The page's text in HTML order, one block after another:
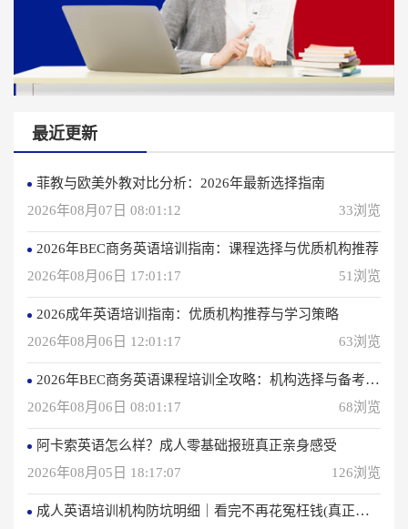
最近更新
菲教与欧美外教对比分析：2026年最新选择指南
2026年08月07日 08:01:12
33浏览
2026年BEC商务英语培训指南：课程选择与优质机构推荐
2026年08月06日 17:01:17
51浏览
2026成年英语培训指南：优质机构推荐与学习策略
2026年08月06日 12:01:17
63浏览
2026年BEC商务英语课程培训全攻略：机构选择与备考指南
2026年08月06日 08:01:17
68浏览
阿卡索英语怎么样？成人零基础报班真正亲身感受
2026年08月05日 18:17:07
126浏览
成人英语培训机构防坑明细｜看完不再花冤枉钱(真正的用户反馈)